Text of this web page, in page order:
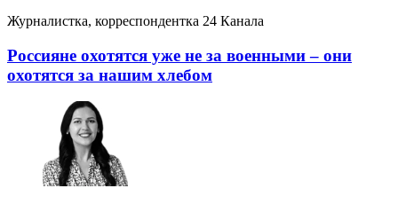
Журналистка, корреспондентка 24 Канала
Россияне охотятся уже не за военными – они
охотятся за нашим хлебом